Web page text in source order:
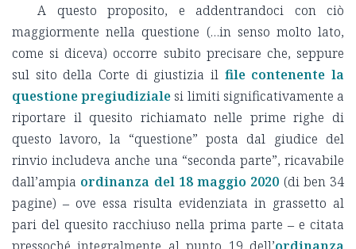
A questo proposito, e addentrandoci con ciò
maggiormente nella questione (…in senso molto lato,
come si diceva) occorre subito precisare che, seppure
sul sito della Corte di giustizia il file contenente la
questione pregiudiziale si limiti significativamente a
riportare il quesito richiamato nelle prime righe di
questo lavoro, la “questione” posta dal giudice del
rinvio includeva anche una “seconda parte”, ricavabile
dall’ampia ordinanza del 18 maggio 2020 (di ben 34
pagine) ‒ ove essa risulta evidenziata in grassetto al
pari del quesito racchiuso nella prima parte ‒ e citata